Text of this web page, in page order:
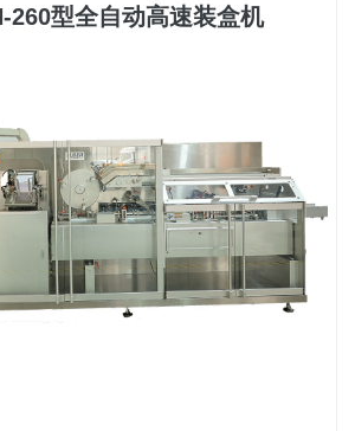
260型全自动高速装盒机